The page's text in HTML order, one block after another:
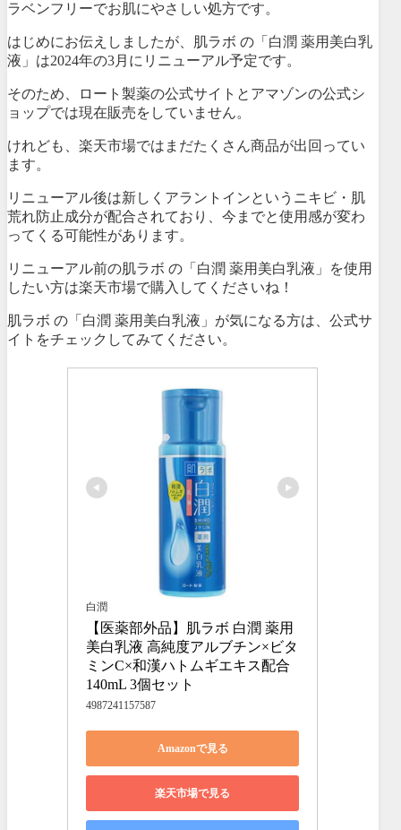
ラベンフリーでお肌にやさしい処方です。
はじめにお伝えしましたが、肌ラボ の「白潤 薬用美白乳
液」は2024年の3月にリニューアル予定です。
そのため、ロート製薬の公式サイトとアマゾンの公式シ
ョップでは現在販売をしていません。
けれども、楽天市場ではまだたくさん商品が出回ってい
ます。
リニューアル後は新しくアラントインというニキビ・肌
荒れ防止成分が配合されており、今までと使用感が変わ
ってくる可能性があります。
リニューアル前の肌ラボ の「白潤 薬用美白乳液」を使用
したい方は楽天市場で購入してくださいね！
肌ラボ の「白潤 薬用美白乳液」が気になる方は、公式サ
イトをチェックしてみてください。
白潤
【医薬部外品】肌ラボ 白潤 薬用
美白乳液 高純度アルブチン×ビタ
ミンC×和漢ハトムギエキス配合
140mL 3個セット
4987241157587
Amazonで見る
楽天市場で見る